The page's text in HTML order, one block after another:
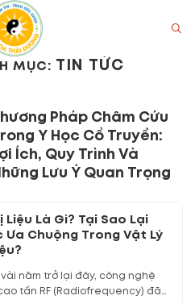
MỤC: TIN TỨC
Pháp Châm Cứu
Y Học Cổ Truyền:
Ích, Quy Trình Và
Lưu Ý Quan Trọng
Liệu Là Gì? Tại Sao Lại
Ưa Chuộng Trong Vật Lý
vài năm trở lại đây, công nghệ
tần RF (Radiofrequency) đã